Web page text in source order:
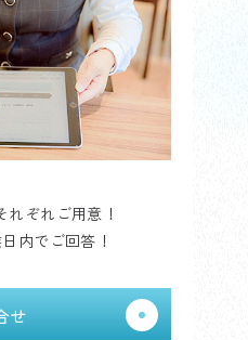
れぞれご用意！
内でご回答！
せ